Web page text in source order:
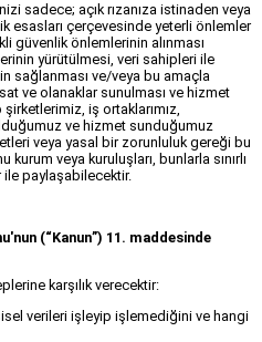
sadece; açık rızanıza istinaden veya
esasları çerçevesinde yeterli önlemler
güvenlik önlemlerinin alınması
yürütülmesi, veri sahipleri ile
sağlanması ve/veya bu amaçla
ve olanaklar sunulması ve hizmet
şirketlerimiz, iş ortaklarımız,
ve hizmet sunduğumuz
veya yasal bir zorunluluk gereği bu
veya kuruluşları, bunlarla sınırlı
paylaşabilecektir.
(“Kanun”) 11. maddesinde
karşılık verecektir:
verileri işleyip işlemediğini ve hangi